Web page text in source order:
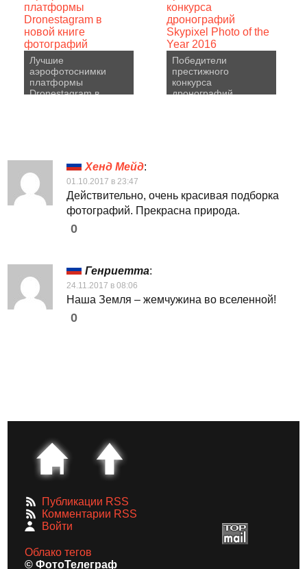
Лучшие
аэрофотоснимки
платформы
Dronestagram в
Победители
престижного
конкурса
дронографий
Хенд Мейд:
01.10.2017 в 23:47
Действительно, очень красивая подборка
фотографий. Прекрасна природа.
0
Генриетта:
24.11.2017 в 08:06
Наша Земля – жемчужина во вселенной!
0
Публикации RSS
Комментарии RSS
Войти
Облако тегов
© ФотоТелеграф